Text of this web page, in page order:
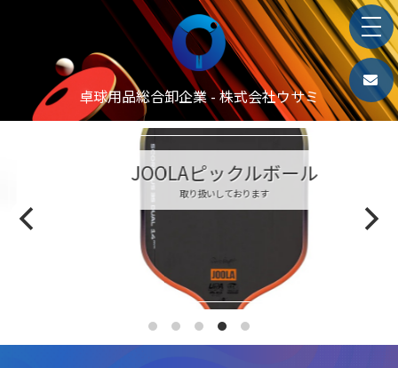
卓球用品総合卸企業 - 株式会社ウサミ
JOOLAピックルボール
取り扱いしております